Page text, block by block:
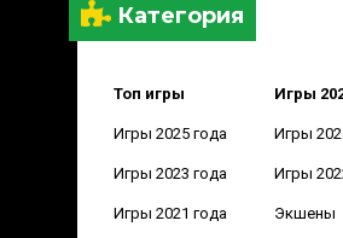
Категория
Топ игры Игры
Игры 2025 года Игры
Игры 2023 года Игры
Игры 2021 года Экшены